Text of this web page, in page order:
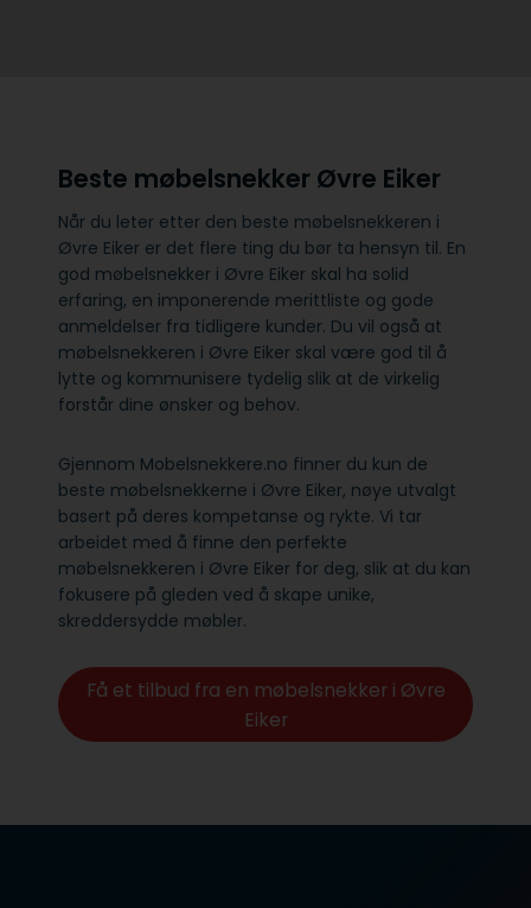
Beste møbelsnekker Øvre Eiker
Når du leter etter den beste møbelsnekkeren i
Øvre Eiker er det flere ting du bør ta hensyn til. En
god møbelsnekker i Øvre Eiker skal ha solid
erfaring, en imponerende merittliste og gode
anmeldelser fra tidligere kunder. Du vil også at
møbelsnekkeren i Øvre Eiker skal være god til å
lytte og kommunisere tydelig slik at de virkelig
forstår dine ønsker og behov.
Gjennom Mobelsnekkere.no finner du kun de
beste møbelsnekkerne i Øvre Eiker, nøye utvalgt
basert på deres kompetanse og rykte. Vi tar
arbeidet med å finne den perfekte
møbelsnekkeren i Øvre Eiker for deg, slik at du kan
fokusere på gleden ved å skape unike,
skreddersydde møbler.
Få et tilbud fra en møbelsnekker i Øvre
Eiker